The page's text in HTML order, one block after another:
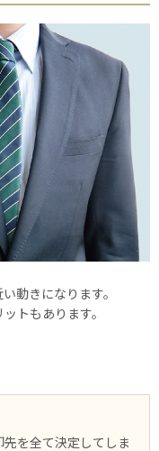
動きになります。
トもあります。
を全て決定してしま